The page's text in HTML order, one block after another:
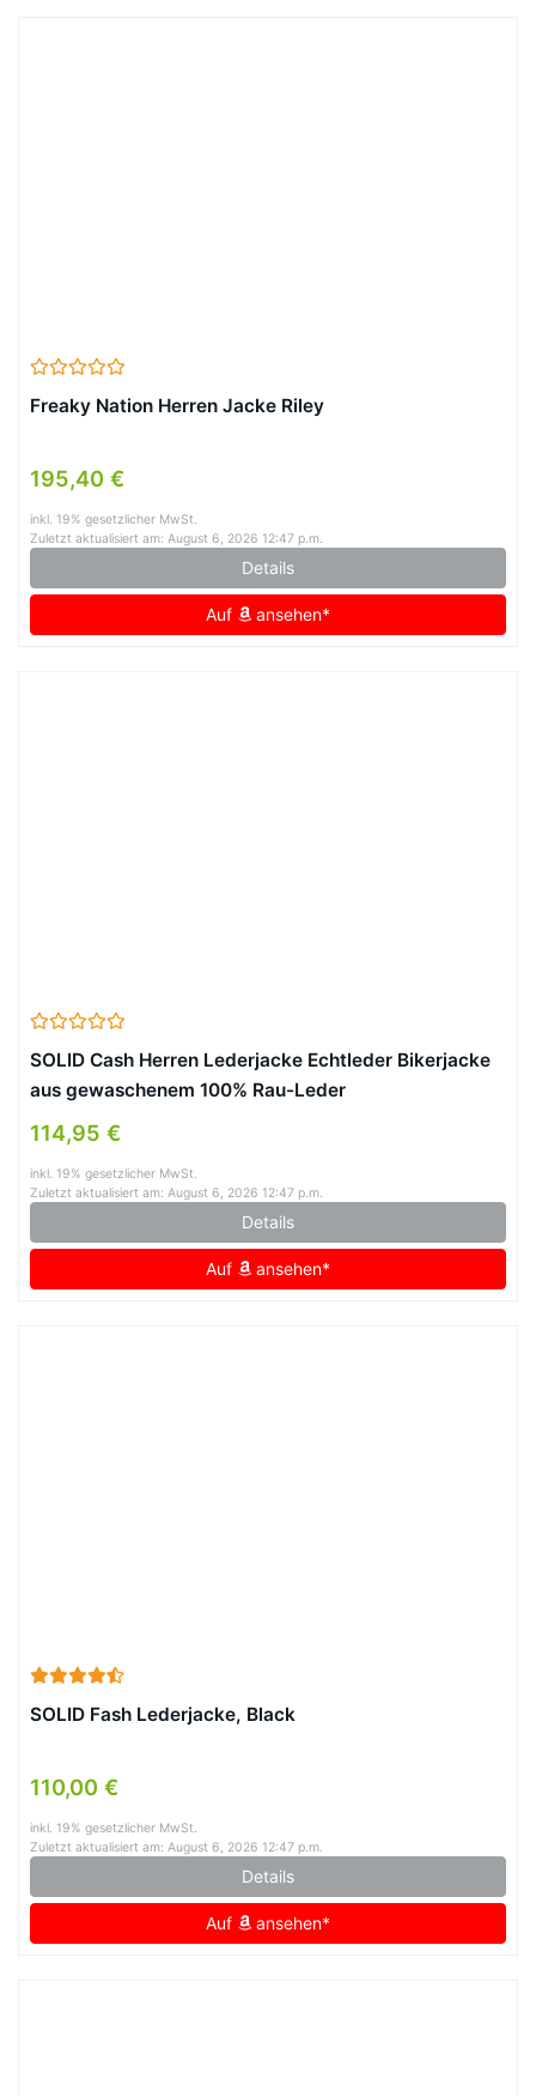
Freaky Nation Herren Jacke Riley
195,40 €
inkl. 19% gesetzlicher MwSt.
Zuletzt aktualisiert am: August 6, 2026 12:47 p.m.
Details
Auf ansehen*
SOLID Cash Herren Lederjacke Echtleder Bikerjacke
aus gewaschenem 100% Rau-Leder
114,95 €
inkl. 19% gesetzlicher MwSt.
Zuletzt aktualisiert am: August 6, 2026 12:47 p.m.
Details
Auf ansehen*
SOLID Fash Lederjacke, Black
110,00 €
inkl. 19% gesetzlicher MwSt.
Zuletzt aktualisiert am: August 6, 2026 12:47 p.m.
Details
Auf ansehen*